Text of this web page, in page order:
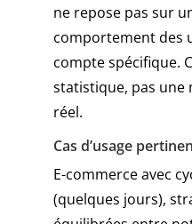
ne repose pas sur
comportement des
compte spécifique.
statistique, pas une
réel.
Cas d’usage
E-commerce avec
(quelques jours),